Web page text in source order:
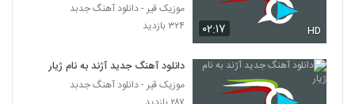
آهنگ محمدرضا هدایتی بنام عطر تو
۱,۰۰۰ بازدید
موزیک زیبای عزیزم از حامد محضرنیا
۰۲:۱۷ HD
موزیک قیر - دانلود آهنگ جدبد
۳۲۴ بازدید
دانلود آهنگ جدید آژند به نام ژیار
موزیک قیر - دانلود آهنگ جدبد